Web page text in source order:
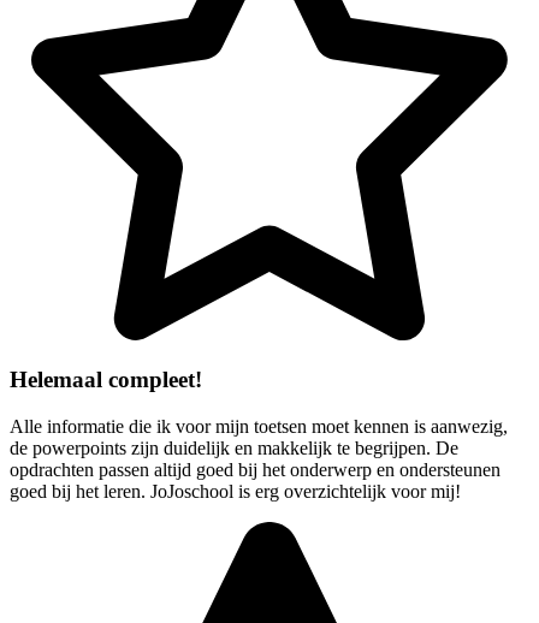
Helemaal compleet!
Alle informatie die ik voor mijn toetsen moet kennen is aanwezig,
de powerpoints zijn duidelijk en makkelijk te begrijpen. De
opdrachten passen altijd goed bij het onderwerp en ondersteunen
goed bij het leren. JoJoschool is erg overzichtelijk voor mij!